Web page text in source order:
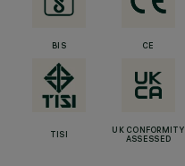
BIS CE
TISI
UK CONFORMITY
ASSESSED